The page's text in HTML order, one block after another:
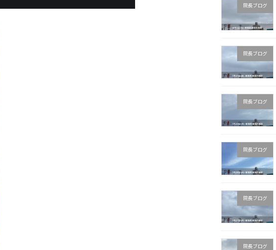
院長ブログ
院長ブログ
院長ブログ
院長ブログ
院長ブログ
院長ブログ